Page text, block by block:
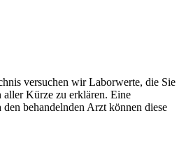
versuchen wir Laborwerte, die Sie
Kürze zu erklären. Eine
behandelnden Arzt können diese